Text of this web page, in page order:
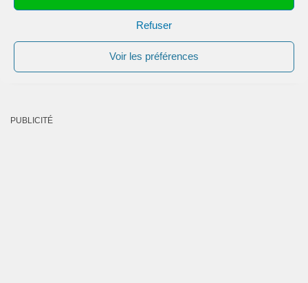
Refuser
Voir les préférences
PUBLICITÉ